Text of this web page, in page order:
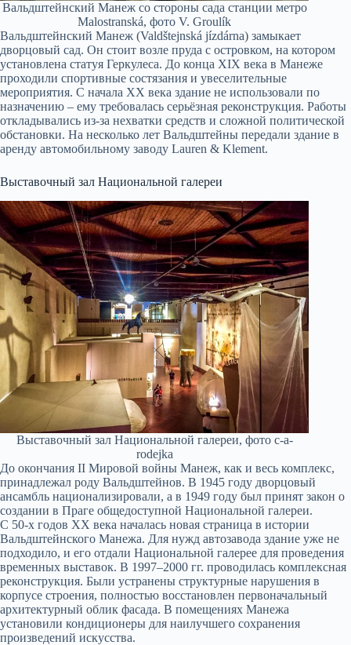
Вальдштейнский Манеж со стороны сада станции метро
Malostranská, фото V. Groulík
Вальдштейнский Манеж (Valdštejnská jízdárna) замыкает
дворцовый сад. Он стоит возле пруда с островком, на котором
установлена статуя Геркулеса. До конца XIX века в Манеже
проходили спортивные состязания и увеселительные
мероприятия. С начала XX века здание не использовали по
назначению – ему требовалась серьёзная реконструкция. Работы
откладывались из-за нехватки средств и сложной политической
обстановки. На несколько лет Вальдштейны передали здание в
аренду автомобильному заводу Lauren & Klement.
Выставочный зал Национальной галереи
Выставочный зал Национальной галереи, фото c-a-
rodejka
До окончания II Мировой войны Манеж, как и весь комплекс,
принадлежал роду Вальдштейнов. В 1945 году дворцовый
ансамбль национализировали, а в 1949 году был принят закон о
создании в Праге общедоступной Национальной галереи.
С 50-х годов XX века началась новая страница в истории
Вальдштейнского Манежа. Для нужд автозавода здание уже не
подходило, и его отдали Национальной галерее для проведения
временных выставок. В 1997–2000 гг. проводилась комплексная
реконструкция. Были устранены структурные нарушения в
корпусе строения, полностью восстановлен первоначальный
архитектурный облик фасада. В помещениях Манежа
установили кондиционеры для наилучшего сохранения
произведений искусства.